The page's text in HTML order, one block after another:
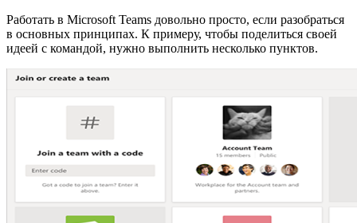
Работать в Microsoft Teams довольно просто, если разобраться
в основных принципах. К примеру, чтобы поделиться своей
идеей с командой, нужно выполнить несколько пунктов.